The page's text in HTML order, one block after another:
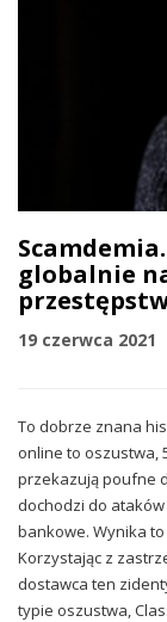
globalnie
19 czerwca 2021
To dobrze znana
online to oszustwa,
przekazują poufne
dochodzi do
bankowe. Wynika
Korzystając z
dostawca ten
typie oszustwa,